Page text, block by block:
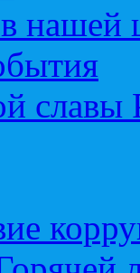
нашей
славы